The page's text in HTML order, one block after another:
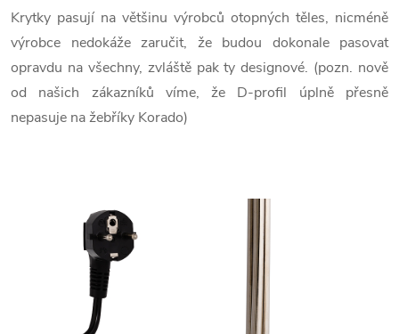
Krytky pasují na většinu výrobců otopných těles, nicméně
výrobce nedokáže zaručit, že budou dokonale pasovat
opravdu na všechny, zvláště pak ty designové. (pozn. nově
od našich zákazníků víme, že D-profil úplně přesně
nepasuje na žebříky Korado)